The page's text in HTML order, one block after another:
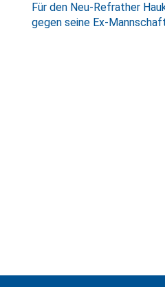
Für den Neu-Refrather
gegen seine Ex-